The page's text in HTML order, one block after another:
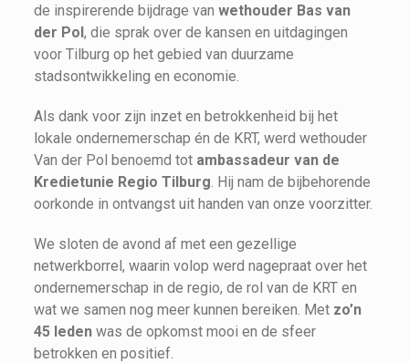
de inspirerende bijdrage van wethouder Bas van
der Pol, die sprak over de kansen en uitdagingen
voor Tilburg op het gebied van duurzame
stadsontwikkeling en economie.
Als dank voor zijn inzet en betrokkenheid bij het
lokale ondernemerschap én de KRT, werd wethouder
Van der Pol benoemd tot ambassadeur van de
Kredietunie Regio Tilburg . Hij nam de bijbehorende
oorkonde in ontvangst uit handen van onze voorzitter.
We sloten de avond af met een gezellige
netwerkborrel, waarin volop werd nagepraat over het
ondernemerschap in de regio, de rol van de KRT en
wat we samen nog meer kunnen bereiken. Met zo’n
45 ledenwas de opkomst mooi en de sfeer
betrokken en positief.